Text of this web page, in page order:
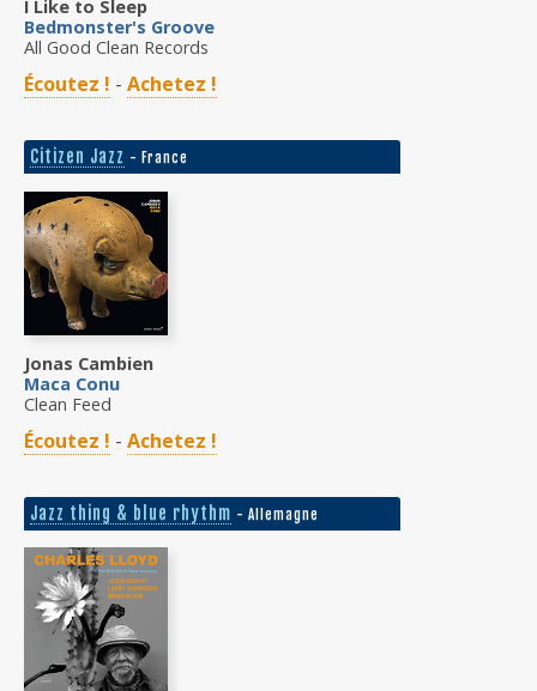
I Like to Sleep
Bedmonster's Groove
All Good Clean Records
Écoutez ! - Achetez !
Citizen Jazz - France
Jonas Cambien
Maca Conu
Clean Feed
Écoutez ! - Achetez !
Jazz thing & blue rhythm - Allemagne